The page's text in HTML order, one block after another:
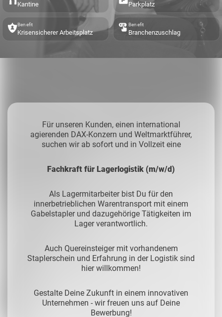
Kantine Parkplatz
Benefit
Krisensicherer Arbeitsplatz
Benefit
Branchenzuschlag
Für unseren Kunden, einen international
agierenden DAX-Konzern und Weltmarktführer,
suchen wir ab sofort und in Vollzeit eine
Fachkraft für Lagerlogistik (m/w/d)
Als Lagermitarbeiter bist Du für den
innerbetrieblichen Warentransport mit einem
Gabelstapler und dazugehörige Tätigkeiten im
Lager verantwortlich.
Auch Quereinsteiger mit vorhandenem
Staplerschein und Erfahrung in der Logistik sind
hier willkommen!
Gestalte Deine Zukunft in einem innovativen
Unternehmen - wir freuen uns auf Deine
Bewerbung!